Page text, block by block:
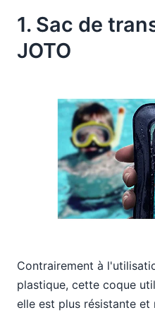
1. Sac de
JOTO
Contrairement à
plastique, cette coque
elle est plus résistante et